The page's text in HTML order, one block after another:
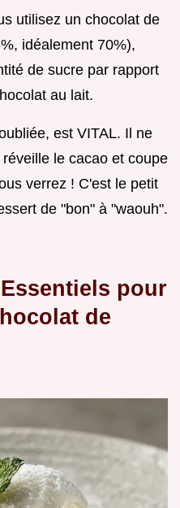
utilisez un chocolat de
idéalement 70%),
de sucre par rapport
au lait.
est VITAL. Il ne
le cacao et coupe
verrez ! C'est le petit
de "bon" à "waouh".
pour
de